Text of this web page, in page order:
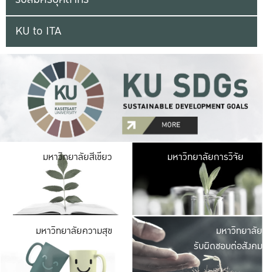
KU to ITA
มหาวิทยาลัยสีเขียว มหาวิ
มีพื้นที่เขียวสดใส
เป็นป่าในเมือง เกษต
มหาวิทยาลัยการวิจัย
มหาวิทยาลัยความสุข มหาวิ
ค
เปิดประ
และพบเรื่องราวใ
มหาวิทยาลัย
รับผิดชอบต่อสังคม